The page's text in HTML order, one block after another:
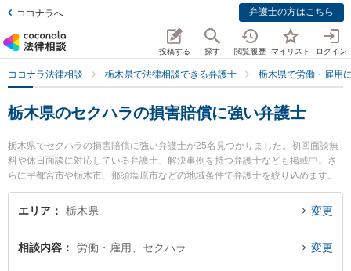
ココナラへ 弁護士の方はこちら
投稿する 探す 閲覧履歴 マイリスト ログイン
ココナラ法律相談 栃木県で法律相談できる弁護士 栃木県で労働・雇用
栃木県のセクハラの損害賠償に強い弁護士
栃木県でセクハラの損害賠償に強い弁護士が25名見つかりました。初回面談無
料や休日面談に対応している弁護士、解決事例を持つ弁護士なども掲載中。さ
らに宇都宮市や栃木市、那須塩原市などの地域条件で弁護士を絞り込めます。
労働・雇用に関係する不当解雇や退職勧奨、内定取消等の細かな分野での絞り
込み検索もでき便利です。特にベリーベスト法律事務所 宇都宮オフィスの佐藤
が注目されています。『栃木県で土日や夜間に発生したセクハラの損害賠償の
トラブルを今すぐに弁護士に相談したい』『セクハラの損害賠償のトラブル解
エリア 栃木県 変更
相談内容 労働・雇用、セクハラ 変更